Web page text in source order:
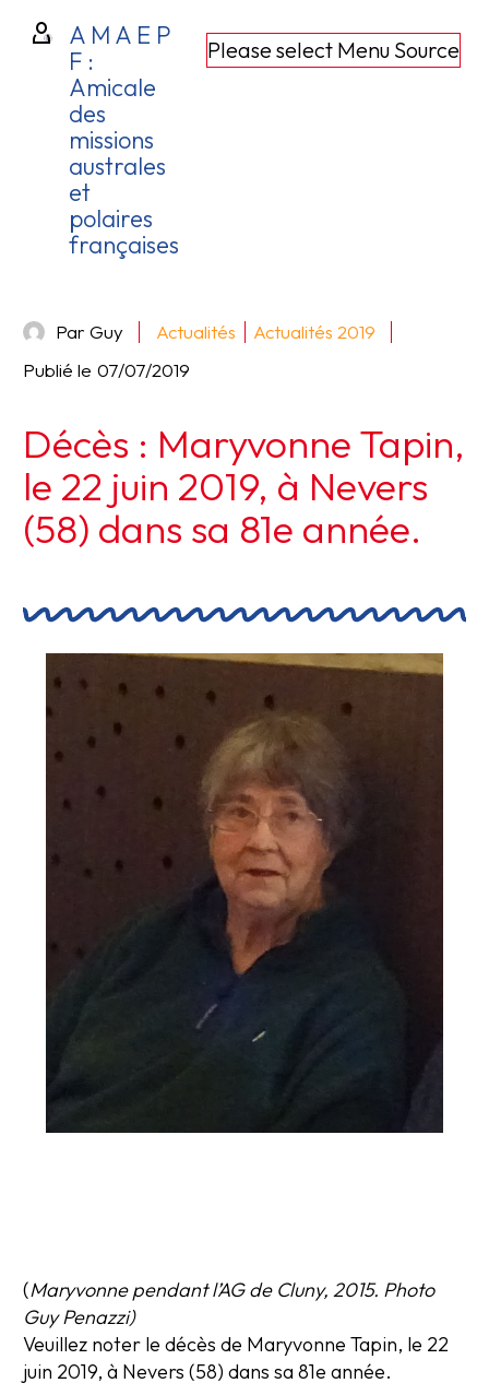
Please select Menu Source
A M A E P
F :
Amicale
des
missions
australes
et
polaires
françaises
Par Guy Actualités
Actualités 2019
Publié le 07/07/2019
Décès : Maryvonne Tapin,
le 22 juin 2019, à Nevers
(58) dans sa 81e année.
(Maryvonne pendant l’AG de Cluny, 2015. Photo
Guy Penazzi)
Veuillez noter le décès de Maryvonne Tapin, le 22
juin 2019, à Nevers (58) dans sa 81e année.